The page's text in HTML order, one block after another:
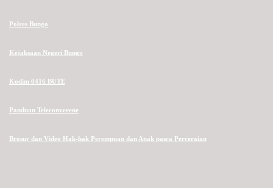
Polres Bungo
Kejaksaan Negeri Bungo
Kodim 0416 BUTE
Panduan Teleconverene
Brosur dan Video Hak-hak Perempuan dan Anak pasca Perceraian